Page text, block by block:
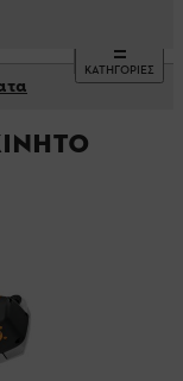
ΚΑΤΗΓΟΡΙΕΣ